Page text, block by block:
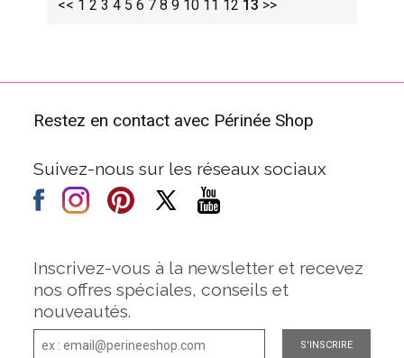
<< 1 2 3 4 5 6 7 8 9 10 11 12 13 >>
Restez en contact avec Périnée Shop
Suivez-nous sur les réseaux sociaux
Inscrivez-vous à la newsletter et recevez
nos offres spéciales, conseils et
nouveautés.
S'INSCRIRE